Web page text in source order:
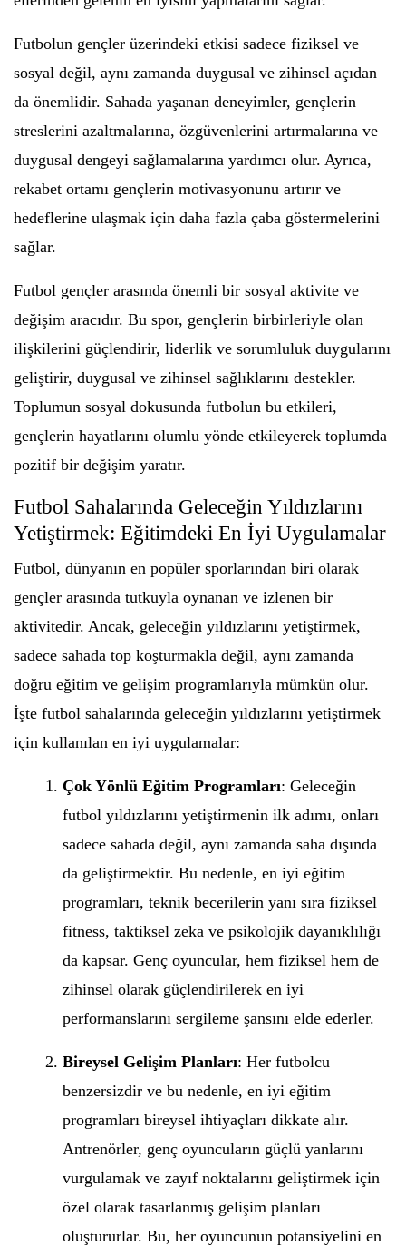
Futbolun gençler üzerindeki etkisi sadece fiziksel ve
sosyal değil, aynı zamanda duygusal ve zihinsel açıdan
da önemlidir. Sahada yaşanan deneyimler, gençlerin
streslerini azaltmalarına, özgüvenlerini artırmalarına ve
duygusal dengeyi sağlamalarına yardımcı olur. Ayrıca,
rekabet ortamı gençlerin motivasyonunu artırır ve
hedeflerine ulaşmak için daha fazla çaba göstermelerini
sağlar.
Futbol gençler arasında önemli bir sosyal aktivite ve
değişim aracıdır. Bu spor, gençlerin birbirleriyle olan
ilişkilerini güçlendirir, liderlik ve sorumluluk duygularını
geliştirir, duygusal ve zihinsel sağlıklarını destekler.
Toplumun sosyal dokusunda futbolun bu etkileri,
gençlerin hayatlarını olumlu yönde etkileyerek toplumda
pozitif bir değişim yaratır.
Futbol Sahalarında Geleceğin Yıldızlarını
Yetiştirmek: Eğitimdeki En İyi Uygulamalar
Futbol, dünyanın en popüler sporlarından biri olarak
gençler arasında tutkuyla oynanan ve izlenen bir
aktivitedir. Ancak, geleceğin yıldızlarını yetiştirmek,
sadece sahada top koşturmakla değil, aynı zamanda
doğru eğitim ve gelişim programlarıyla mümkün olur.
İşte futbol sahalarında geleceğin yıldızlarını yetiştirmek
için kullanılan en iyi uygulamalar:
Çok Yönlü Eğitim Programları: Geleceğin
futbol yıldızlarını yetiştirmenin ilk adımı, onları
sadece sahada değil, aynı zamanda saha dışında
da geliştirmektir. Bu nedenle, en iyi eğitim
programları, teknik becerilerin yanı sıra fiziksel
fitness, taktiksel zeka ve psikolojik dayanıklılığı
da kapsar. Genç oyuncular, hem fiziksel hem de
zihinsel olarak güçlendirilerek en iyi
performanslarını sergileme şansını elde ederler.
Bireysel Gelişim Planları: Her futbolcu
benzersizdir ve bu nedenle, en iyi eğitim
programları bireysel ihtiyaçları dikkate alır.
Antrenörler, genç oyuncuların güçlü yanlarını
vurgulamak ve zayıf noktalarını geliştirmek için
özel olarak tasarlanmış gelişim planları
oluştururlar. Bu, her oyuncunun potansiyelini en